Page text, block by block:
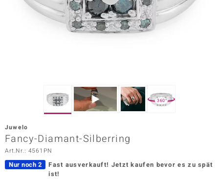
Vogue
360°
Juwelo
Fancy-Diamant-Silberring
Art.Nr.: 4561PN
Nur noch 2 Fast ausverkauft! Jetzt kaufen bevor es zu spät
ist!